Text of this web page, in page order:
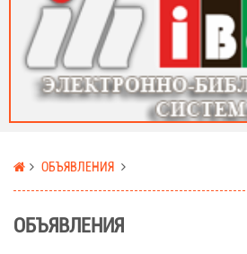
ОБЪЯВЛЕНИЯ
ОБЪЯВЛЕНИЯ